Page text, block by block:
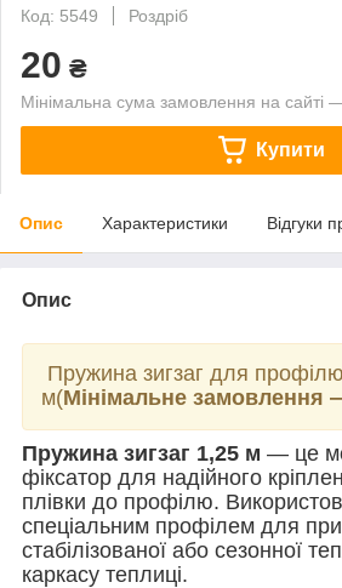
Код: 5549
Роздріб
20 ₴
Мінімальна сума замовлення на сайті
Купити
Опис Характеристики Відгуки
Опис
Пружина зигзаг для
м(Мінімальне замовлення
Пружина зигзаг 1,25 м — це
фіксатор для надійного
плівки до профілю.
спеціальним профілем для
стабілізованої або сезонної
каркасу теплиці.